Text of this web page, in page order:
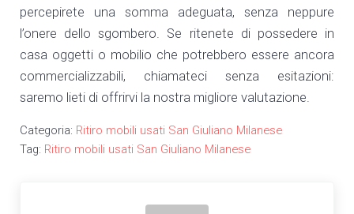
percepirete una somma adeguata, senza neppure
l’onere dello sgombero. Se ritenete di possedere in
casa oggetti o mobilio che potrebbero essere ancora
commercializzabili, chiamateci senza esitazioni:
saremo lieti di offrirvi la nostra migliore valutazione.
Categoria: Ritiro mobili usati San Giuliano Milanese
Tag: Ritiro mobili usati San Giuliano Milanese